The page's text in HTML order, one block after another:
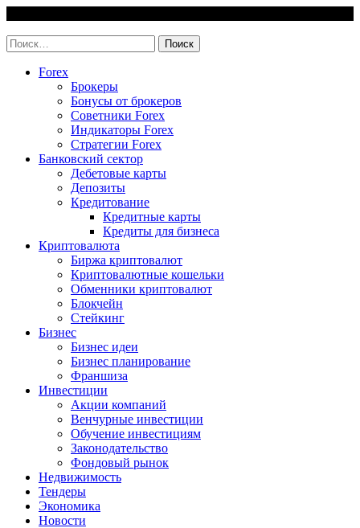
content
Найти:
Forex
Брокеры
Бонусы от брокеров
Советники Forex
Индикаторы Forex
Стратегии Forex
Банковский сектор
Дебетовые карты
Депозиты
Кредитование
Кредитные карты
Кредиты для бизнеса
Криптовалюта
Биржа криптовалют
Криптовалютные кошельки
Обменники криптовалют
Блокчейн
Стейкинг
Бизнес
Бизнес идеи
Бизнес планирование
Франшиза
Инвестиции
Акции компаний
Венчурные инвестиции
Обучение инвестициям
Законодательство
Фондовый рынок
Недвижимость
Тендеры
Экономика
Новости